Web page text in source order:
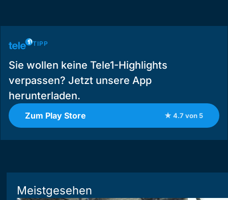
TIPP
Sie wollen keine Tele1-Highlights
verpassen? Jetzt unsere App
herunterladen.
Zum Play Store ★ 4.7 von 5
Meistgesehen